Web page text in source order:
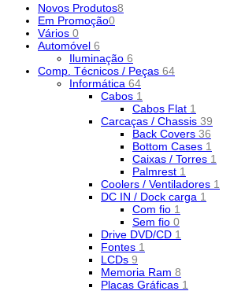
Novos Produtos8
Em Promoção0
Vários 0
Automóvel 6
Iluminação 6
Comp. Técnicos / Peças 64
Informática 64
Cabos 1
Cabos Flat 1
Carcaças / Chassis 39
Back Covers 36
Bottom Cases 1
Caixas / Torres 1
Palmrest 1
Coolers / Ventiladores 1
DC IN / Dock carga 1
Com fio 1
Sem fio 0
Drive DVD/CD 1
Fontes 1
LCDs 9
Memoria Ram 8
Placas Gráficas 1